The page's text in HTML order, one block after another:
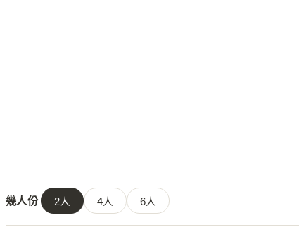
幾人份 2人 4人 6人